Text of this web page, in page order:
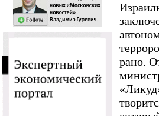
рано.